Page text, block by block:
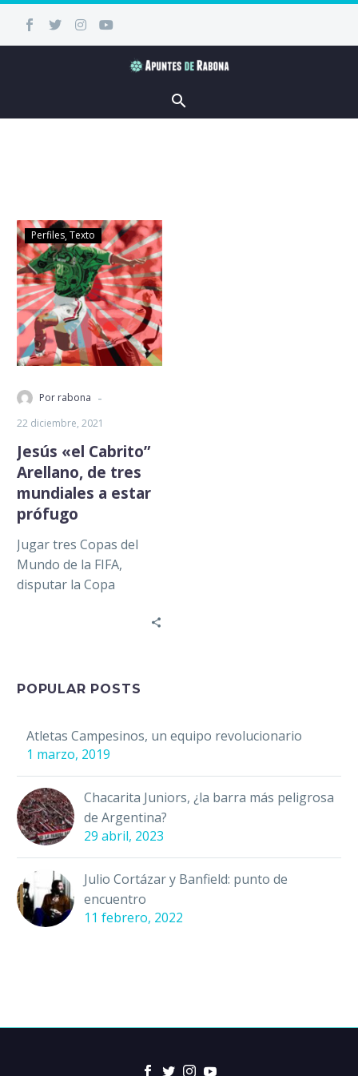
Perfiles Texto
Por rabona -
22 diciembre, 2021
Jesús «el Cabrito”
Arellano, de tres
mundiales a estar
prófugo
Jugar tres Copas del
Mundo de la FIFA,
disputar la Copa
POPULAR POSTS
Atletas Campesinos, un equipo revolucionario
1 marzo, 2019
Chacarita Juniors, ¿la barra más peligrosa
de Argentina?
29 abril, 2023
Julio Cortázar y Banfield: punto de
encuentro
11 febrero, 2022